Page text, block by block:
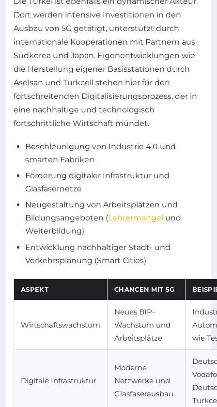
Dort werden intensive Investitionen in den
Ausbau von 5G getätigt, unterstützt durch
internationale Kooperationen mit Partnern aus
Südkorea und Japan. Eigenentwicklungen wie
die Herstellung eigener Basisstationen durch
Aselsan und Turkcell stehen hier für den
fortschreitenden Digitalisierungsprozess, der in
eine nachhaltige und technologisch
fortschrittliche Wirtschaft mündet.
Beschleunigung von Industrie 4.0 und
smarten Fabriken
Förderung digitaler Infrastruktur und
Glasfasernetze
Neugestaltung von Arbeitsplätzen und
Bildungsangeboten (Lehrermangel und
Weiterbildung)
Entwicklung nachhaltiger Stadt- und
Verkehrsplanung (Smart Cities)
ASPEKT CHANCEN MIT 5G
Wirtschaftswachstum
Neues BIP-
Wachstum und
Arbeitsplätze
wie
Digitale Infrastruktur
Moderne
Netzwerke und
Glasfaserausbau